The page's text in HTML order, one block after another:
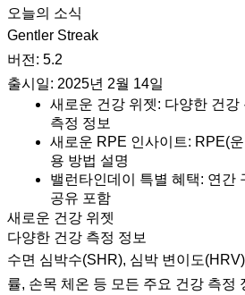
오늘의 소식
Gentler Streak
버전: 5.2
출시일: 2025년 2월 14일
새로운 건강 위젯: 다양한 건
측정 정보
새로운 RPE 인사이트: RPE(
용 방법 설명
밸런타인데이 특별 혜택: 연간
공유 포함
새로운 건강 위젯
다양한 건강 측정 정보
수면 심박수(SHR), 심박 변이도
률, 손목 체온 등 모든 주요 건강 측정